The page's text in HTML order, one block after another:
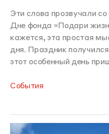
Эти слова прозвучали
Дне фонда «Подари
кажется, эта простая
дня. Праздник
этот особенный день
События